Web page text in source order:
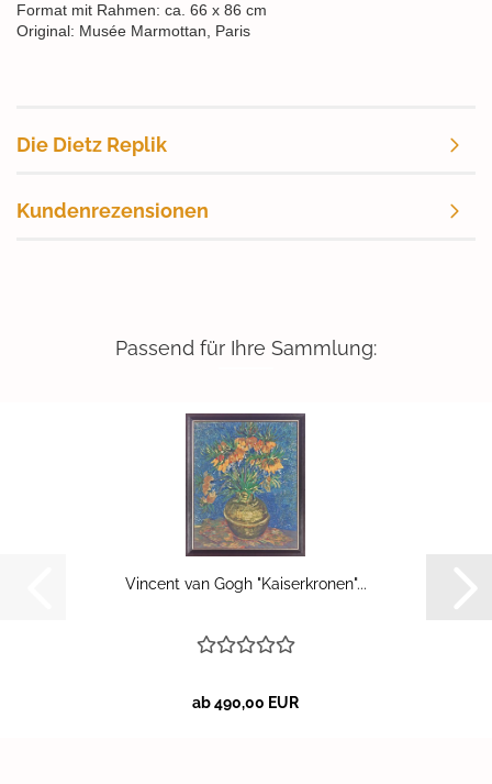
Format mit Rahmen: ca. 66 x 86 cm
Original: Musée Marmottan, Paris
Die Dietz Replik
Kundenrezensionen
Passend für Ihre Sammlung:
Vin­cent van Gogh "Kai­ser­kro­nen"...
ab 490,00 EUR